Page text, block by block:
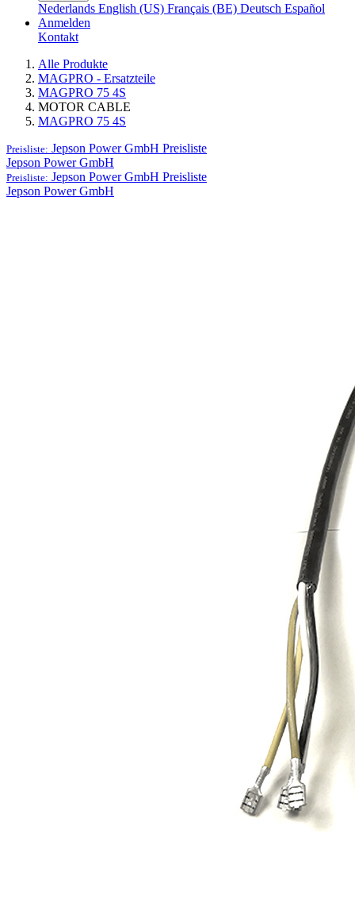
Nederlands English (US) Français (BE) Deutsch Español
Anmelden
Kontakt
Alle Produkte
MAGPRO - Ersatzteile
MAGPRO 75 4S
MOTOR CABLE
MAGPRO 75 4S
Preisliste: Jepson Power GmbH Preisliste
Jepson Power GmbH
Preisliste: Jepson Power GmbH Preisliste
Jepson Power GmbH